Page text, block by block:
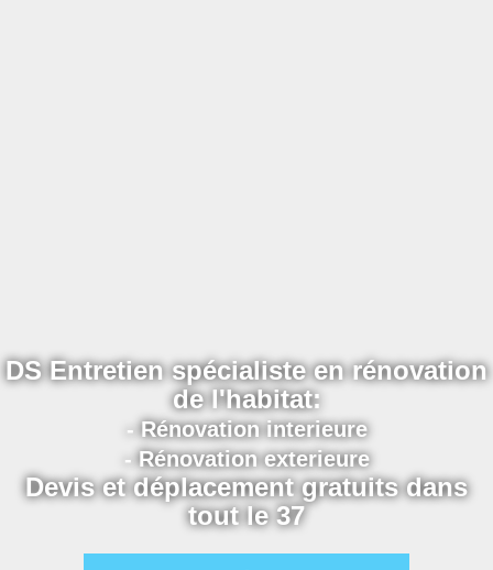
DS Entretien spécialiste en rénovation
de l'habitat:
- Rénovation interieure
- Rénovation exterieure
Devis et déplacement gratuits dans
tout le 37